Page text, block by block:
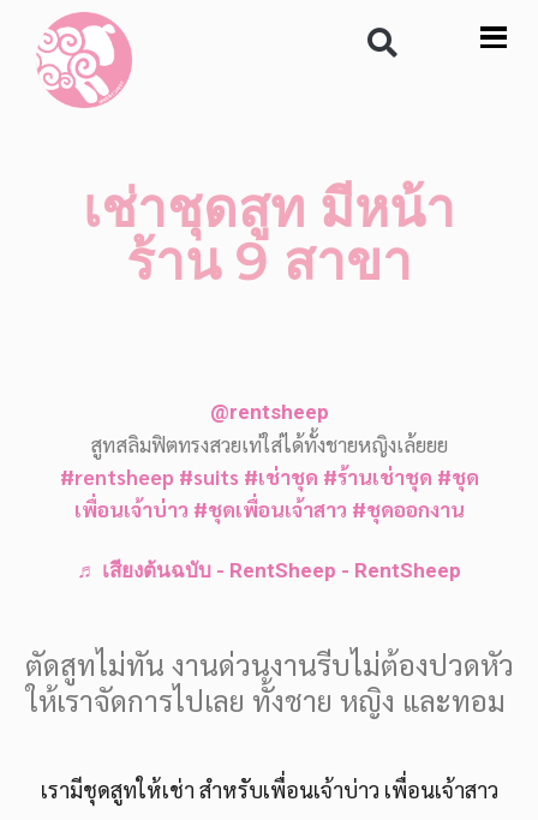
เช่าชุดสูท มีหน้า
ร้าน 9 สาขา
@rentsheep
สูทสลิมฟิตทรงสวยเท่ใส่ได้ทั้งชายหญิงเล้ยยย
#rentsheep #suits #เช่าชุด #ร้านเช่าชุด #ชุด
เพื่อนเจ้าบ่าว #ชุดเพื่อนเจ้าสาว #ชุดออกงาน
♬ เสียงต้นฉบับ - RentSheep - RentSheep
ตัดสูทไม่ทัน งานด่วนงานรีบไม่ต้องปวดหัว
ให้เราจัดการไปเลย ทั้งชาย หญิง และทอม
เรามีชุดสูทให้เช่า สำหรับเพื่อนเจ้าบ่าว เพื่อนเจ้าสาว